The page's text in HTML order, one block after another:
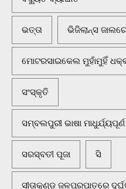
ଭତ୍ତା ଭିଜିଲାନ୍ସ
ମୋଟରସାଇକେଲ ମୁହାଁମୁହିଁ
ସଂସ୍କୃତି
ସମ୍ବଲପୁରୀ ଭାଷା
ସରସ୍ବତୀ ପୂଜା ସି
ସୀତାକୁଣ୍ଡ ଜଳପ୍ରପାତରେ